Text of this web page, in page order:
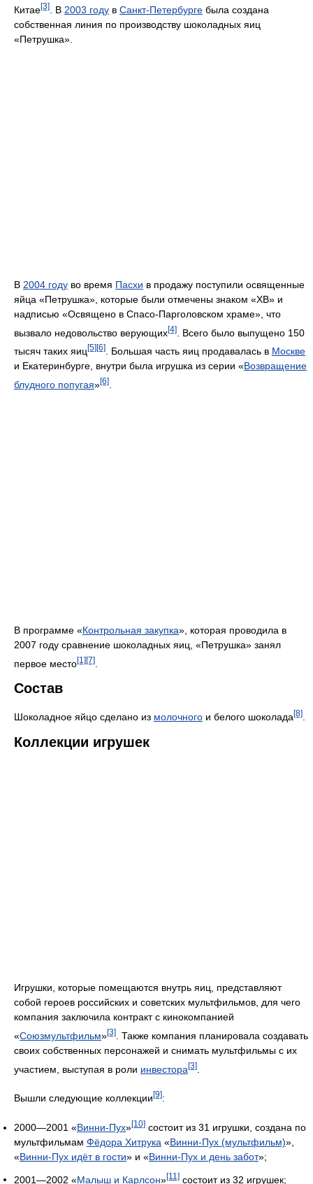
Китае[3] . В 2003 году в Санкт-Петербурге была создана
собственная линия по производству шоколадных яиц
«Петрушка».
В 2004 году во время Пасхи в продажу поступили освященные
яйца «Петрушка», которые были отмечены знаком «ХВ» и
надписью «Освящено в Спасо-Парголовском храме», что
вызвало недовольство верующих[4]
. Всего было выпущено 150
тысяч таких яиц [5] [6] . Большая часть яиц продавалась в Москве
и Екатеринбурге, внутри была игрушка из серии «Возвращение
блудного попугая»[6]
В программе «Контрольная закупка», которая проводила в
2007 году сравнение шоколадных яиц, «Петрушка» занял
первое место[1][7]
Состав
Шоколадное яйцо сделано из молочного и белого шоколада [8]
Коллекции игрушек
Игрушки, которые помещаются внутрь яиц, представляют
собой героев российских и советских мультфильмов, для чего
компания заключила контракт с кинокомпанией
«Союзмультфильм»[3]
. Также компания планировала создавать
своих собственных персонажей и снимать мультфильмы с их
участием, выступая в роли инвестора[3]
Вышли следующие коллекции [9]:
2000—2001 «Винни-Пух»[10] состоит из 31 игрушки, создана по
мультфильмам Фёдора Хитрука «Винни-Пух (мультфильм)»,
«Винни-Пух идёт в гости» и «Винни-Пух и день забот»;
2001—2002 «Малыш и Карлсон»[11] состоит из 32 игрушек;